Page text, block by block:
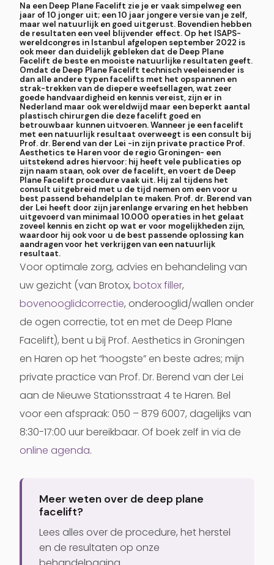
Na een Deep Plane Facelift zie je er vaak simpelweg een
jaar of 10 jonger uit; een 10 jaar jongere versie van je zelf,
maar wel natuurlijk en goed uitgerust. Bovendien hebben
de resultaten een veel blijvender effect. Op het ISAPS-
wereldcongres in Istanbul afgelopen september 2022 is
ook meer dan duidelijk gebleken dat de Deep Plane
Facelift de beste en mooiste natuurlijke resultaten geeft.
Omdat de Deep Plane Facelift technisch veeleisender is
dan alle andere typen facelifts met het opspannen en
strak-trekken van de diepere weefsellagen, wat zeer
goede handvaardigheid en kennis vereist, zijn er in
Nederland maar ook wereldwijd maar een beperkt aantal
plastisch chirurgen die deze facelift goed en
betrouwbaar kunnen uitvoeren. Wanneer je een facelift
met een natuurlijk resultaat overweegt is een consult bij
Prof. dr. Berend van der Lei -in zijn private practice Prof.
Aesthetics te Haren voor de regio Groningen- een
uitstekend adres hiervoor: hij heeft vele publicaties op
zijn naam staan, ook over de facelift, en voert de Deep
Plane Facelift procedure vaak uit. Hij zal tijdens het
consult uitgebreid met u de tijd nemen om een voor u
best passend behandelplan te maken. Prof. dr. Berend van
der Lei heeft door zijn jarenlange ervaring en het hebben
uitgevoerd van minimaal 10.000 operaties in het gelaat
zoveel kennis en zicht op wat er voor mogelijkheden zijn,
waardoor hij ook voor u de best passende oplossing kan
aandragen voor het verkrijgen van een natuurlijk
resultaat.
Voor optimale zorg, advies en behandeling van
uw gezicht (van Brotox, botoxfiller,
bovenooglidcorrectie, onderooglid/wallen onder
de ogen correctie, tot en met de Deep Plane
Facelift), bent u bij Prof. Aesthetics in Groningen
en Haren op het “hoogste” en beste adres; mijn
private practice van Prof. Dr. Berend van der Lei
aan de Nieuwe Stationsstraat 4 te Haren. Bel
voor een afspraak: 050 – 879 6007, dagelijks van
8:30-17:00 uur bereikbaar. Of boek zelf in via de
online agenda.
Meer weten over de deep plane
facelift?
Lees alles over de procedure, het herstel
en de resultaten op onze